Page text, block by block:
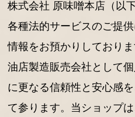
株式会社 原味噌本店（以
各種法的サービスのご提
情報をお預かりしており
油店製造販売会社として
に更なる信頼性と安心感
て参ります。当ショップ